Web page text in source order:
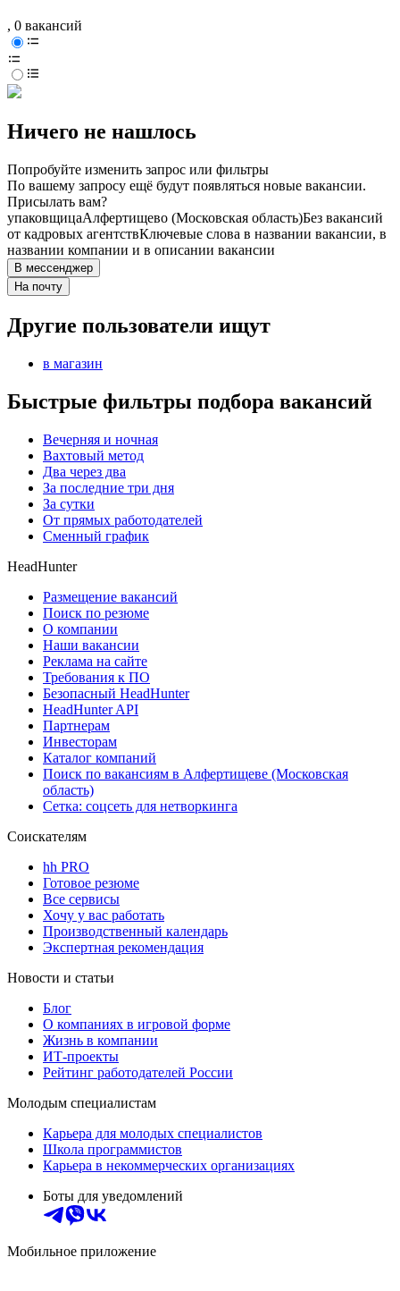
, 0 вакансий
Ничего не нашлось
Попробуйте изменить запрос или фильтры
По вашему запросу ещё будут появляться новые вакансии.
Присылать вам?
упаковщицаАлфертищево (Московская область)Без вакансий
от кадровых агентствКлючевые слова в названии вакансии, в
названии компании и в описании вакансии
В мессенджер
На почту
Другие пользователи ищут
в магазин
Быстрые фильтры подбора вакансий
Вечерняя и ночная
Вахтовый метод
Два через два
За последние три дня
За сутки
От прямых работодателей
Сменный график
HeadHunter
Размещение вакансий
Поиск по резюме
О компании
Наши вакансии
Реклама на сайте
Требования к ПО
Безопасный HeadHunter
HeadHunter API
Партнерам
Инвесторам
Каталог компаний
Поиск по вакансиям в Алфертищеве (Московская
область)
Сетка: соцсеть для нетворкинга
Соискателям
hh PRO
Готовое резюме
Все сервисы
Хочу у вас работать
Производственный календарь
Экспертная рекомендация
Новости и статьи
Блог
О компаниях в игровой форме
Жизнь в компании
ИТ-проекты
Рейтинг работодателей России
Молодым специалистам
Карьера для молодых специалистов
Школа программистов
Карьера в некоммерческих организациях
Боты для уведомлений
Мобильное приложение